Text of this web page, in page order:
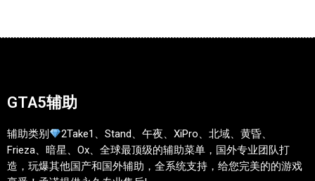
GTA5辅助
辅助类别
2Take1、Stand、午夜、XiPro、北域、黄昏、
Frieza、暗星、Ox、全球最顶级的辅助菜单，国外专业团队打
造，玩爆其他国产和国外辅助，全系统支持，给您完美的的游戏